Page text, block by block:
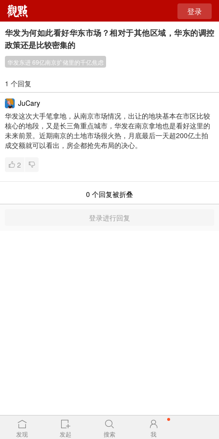
登录
华发为何如此看好华东市场？相对于其他区域，华东的调控
政策还是比较密集的
华发东进 69亿南京扩储里的千亿焦虑
1 个回复
JuCary
华发这次大手笔拿地，从南京市场情况，出让的地块基本在市区比较
核心的地段，又是长三角重点城市，华发在南京拿地也是看好这里的
未来前景。近期南京的土地市场很火热，月底最后一天超200亿土拍
成交额就可以看出，房企都抢先布局的决心。
2
0 个回复被折叠
登录进行回复
发现 发起 搜索 我